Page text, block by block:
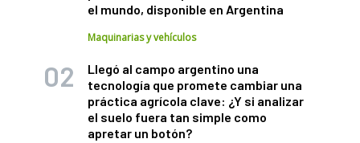
el mundo, disponible en Argentina
Maquinarias y vehículos
Llegó al campo argentino una
tecnología que promete cambiar una
práctica agrícola clave: ¿Y si analizar
el suelo fuera tan simple como
apretar un botón?